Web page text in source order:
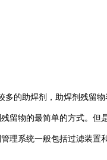
多的助焊剂，助焊剂残留
留物的最简单的方式。但
管理系统一般包括过滤装置